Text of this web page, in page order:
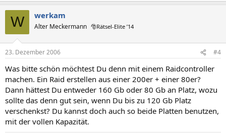
W werkam
Alter Meckermann 🎅Rätsel-Elite ’14
23. Dezember 2006 #4
Was bitte schön möchtest Du denn mit einem Raidcontroller
machen. Ein Raid erstellen aus einer 200er + einer 80er?
Dann hättest Du entweder 160 Gb oder 80 Gb an Platz, wozu
sollte das denn gut sein, wenn Du bis zu 120 Gb Platz
verschenkst? Du kannst doch auch so beide Platten benutzen,
mit der vollen Kapazität.